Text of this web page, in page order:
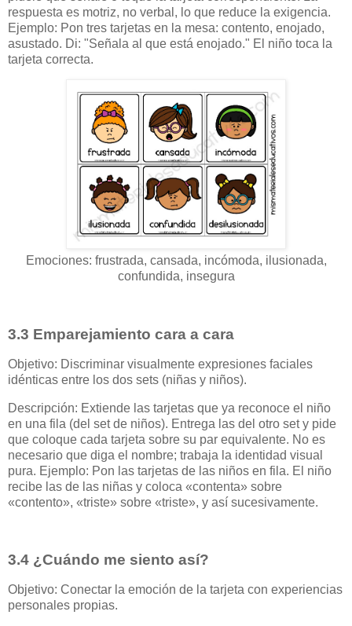
respuesta es motriz, no verbal, lo que reduce la exigencia.
Ejemplo: Pon tres tarjetas en la mesa: contento, enojado,
asustado. Di: "Señala al que está enojado." El niño toca la
tarjeta correcta.
Emociones: frustrada, cansada, incómoda, ilusionada,
confundida, insegura
3.3 Emparejamiento cara a cara
Objetivo: Discriminar visualmente expresiones faciales
idénticas entre los dos sets (niñas y niños).
Descripción: Extiende las tarjetas que ya reconoce el niño
en una fila (del set de niños). Entrega las del otro set y pide
que coloque cada tarjeta sobre su par equivalente. No es
necesario que diga el nombre; trabaja la identidad visual
pura. Ejemplo: Pon las tarjetas de las niños en fila. El niño
recibe las de las niñas y coloca «contenta» sobre
«contento», «triste» sobre «triste», y así sucesivamente.
3.4 ¿Cuándo me siento así?
Objetivo: Conectar la emoción de la tarjeta con experiencias
personales propias.